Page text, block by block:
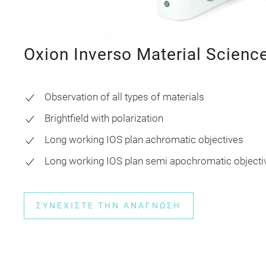
Oxion Inverso Material
Observation of all types of materials
Brightfield with polarization
Long working IOS plan achromatic objectives
Long working IOS plan semi apochromatic
ΣΥΝΕΧΊΣΤΕ ΤΗΝ ΑΝΆΓΝΩΣΗ